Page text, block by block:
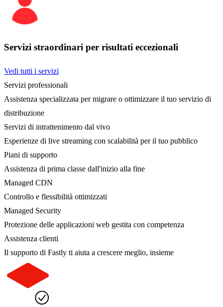
Servizi straordinari per risultati eccezionali
Vedi tutti i servizi
Servizi professionali
Assistenza specializzata per migrare o ottimizzare il tuo servizio di
distribuzione
Servizi di intrattenimento dal vivo
Esperienze di live streaming con scalabilità per il tuo pubblico
Piani di supporto
Assistenza di prima classe dall'inizio alla fine
Managed CDN
Controllo e flessibilità ottimizzati
Managed Security
Protezione delle applicazioni web gestita con competenza
Assistenza clienti
Il supporto di Fastly ti aiuta a crescere meglio, insieme